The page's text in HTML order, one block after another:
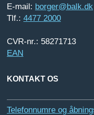
E-mail: borger@balk.dk
Tlf.: 4477 2000
CVR-nr.: 58271713
EAN
KONTAKT OS
Telefonnumre og